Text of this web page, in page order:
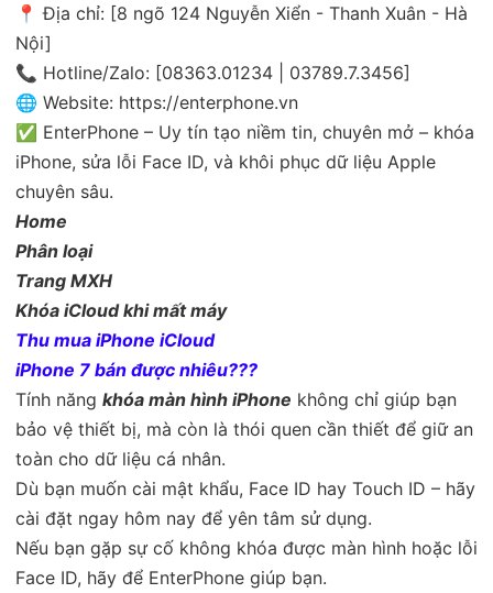
📍 Địa chỉ: [8 ngõ 124 Nguyễn Xiển - Thanh Xuân - Hà
Nội]
📞 Hotline/Zalo: [08363.01234 | 03789.7.3456]
🌐 Website: https://enterphone.vn
✅ EnterPhone – Uy tín tạo niềm tin, chuyên mở – khóa
iPhone, sửa lỗi Face ID, và khôi phục dữ liệu Apple
chuyên sâu.
Home
Phân loại
Trang MXH
Khóa iCloud khi mất máy
Thu mua iPhone iCloud
iPhone 7 bán được nhiêu???
Tính năng khóa màn hình iPhone không chỉ giúp bạn
bảo vệ thiết bị, mà còn là thói quen cần thiết để giữ an
toàn cho dữ liệu cá nhân.
Dù bạn muốn cài mật khẩu, Face ID hay Touch ID – hãy
cài đặt ngay hôm nay để yên tâm sử dụng.
Nếu bạn gặp sự cố không khóa được màn hình hoặc lỗi
Face ID, hãy để EnterPhone giúp bạn.